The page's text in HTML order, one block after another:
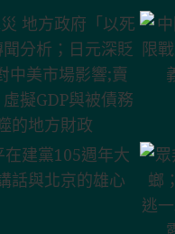
分析；日元
根源及對中
場影響;賣地
、虛擬GDP
債務吞噬的
地方財政
平在建黨105
大會上的講